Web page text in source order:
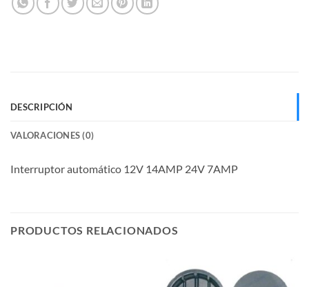
DESCRIPCIÓN
VALORACIONES (0)
Interruptor automático 12V 14AMP 24V 7AMP
PRODUCTOS RELACIONADOS